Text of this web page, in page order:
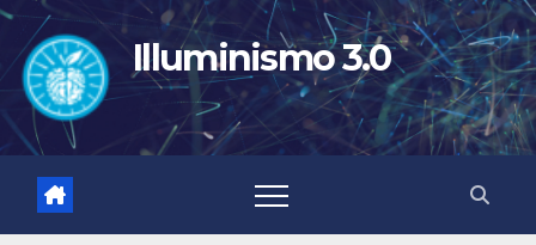
Salta
contenuto
Illuminismo 3.0